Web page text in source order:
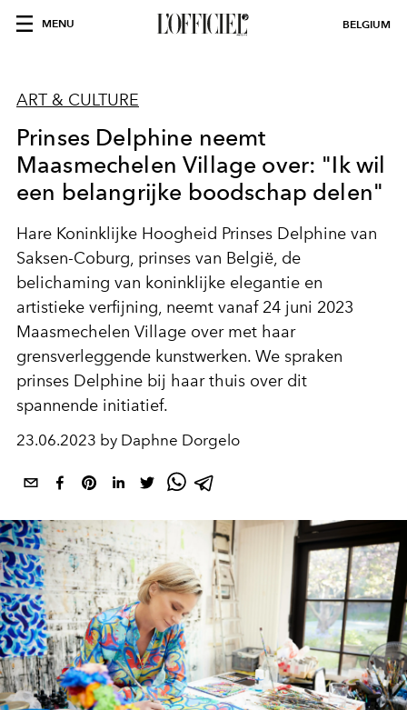
MENU BELGIUM
ART & CULTURE
Prinses Delphine neemt
Maasmechelen Village over: "Ik wil
een belangrijke boodschap delen"
Hare Koninklijke Hoogheid Prinses Delphine van
Saksen-Coburg, prinses van België, de
belichaming van koninklijke elegantie en
artistieke verfijning, neemt vanaf 24 juni 2023
Maasmechelen Village over met haar
grensverleggende kunstwerken. We spraken
prinses Delphine bij haar thuis over dit
spannende initiatief.
23.06.2023 by Daphne Dorgelo